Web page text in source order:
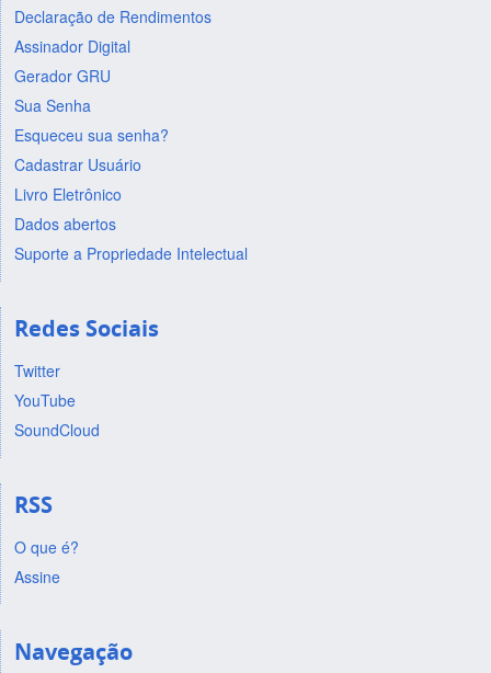
Declaração de Rendimentos
Assinador Digital
Gerador GRU
Sua Senha
Esqueceu sua senha?
Cadastrar Usuário
Livro Eletrônico
Dados abertos
Suporte a Propriedade Intelectual
Redes Sociais
Twitter
YouTube
SoundCloud
RSS
O que é?
Assine
Navegação